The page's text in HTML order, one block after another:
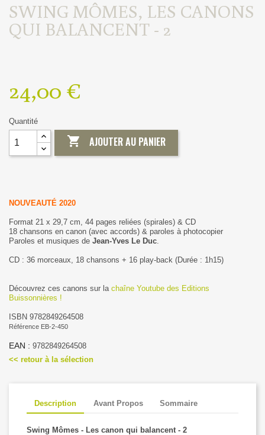
SWING MÔMES, LES CANONS
QUI BALANCENT - 2
24,00 €
Quantité
 AJOUTER AU PANIER
NOUVEAUTÉ 2020
Format 21 x 29,7 cm, 44 pages reliées (spirales) & CD
18 chansons en canon (avec accords) & paroles à photocopier
Paroles et musiques de Jean-Yves Le Duc
CD : 36 morceaux, 18 chansons + 16 play-back (Durée : 1h15)
Découvrez ces canons sur la chaîne Youtube des Editions
Buissonnières !
ISBN 9782849264508
Référence EB-2-450
EAN : 9782849264508
<< retour à la sélection
Description Avant Propos Sommaire
Swing Mômes - Les canon qui balancent - 2